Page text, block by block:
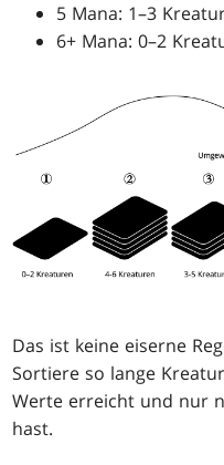
5 Mana: 1–3
6+ Mana: 0–2
Das ist keine eiserne
Sortiere so lange
Werte erreicht und nur
hast.